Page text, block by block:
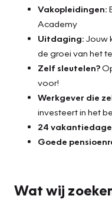
Vakopleidingen:
Academy
Uitdaging: Jouw
de groei van het
Zelf sleutelen?
voor!
Werkgever die
investeert in het
24
Goede
Wat wij